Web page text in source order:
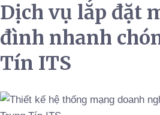
Dịch vụ lắp đặt
đình nhanh
Tín ITS